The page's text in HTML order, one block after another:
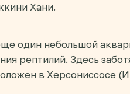
Хани.
один небольшой
рептилий. Здесь
в Херсониссосе